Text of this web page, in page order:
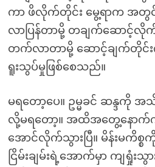
ကာ ဖိလိုက်တိုင်း မွေ့ရာက အတွင်း
လာပြန်တာမို့ တချက်ဆောင့်လိုက်
တက်လာတာမို့ ဆောင့်ချက်တိုင်
ရူးသွပ်မှုဖြစ်စေသည်။
မရတော့ပေ။ ဥမ္မခင် ဆန္ဒကို
လို့မရတော့။ အထိအတွေ့နောက်
အောင်လိုက်သွားပြီ။ မိန်းမကိစ္
ငြိမ်းချမ်းရဲ့အောက်မှာ ကျရှုံး